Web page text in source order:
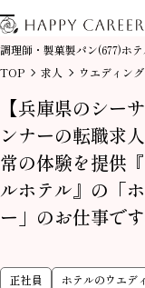
調理師・製菓製パン(677)ホ
TOP
求人 ウエディン
【兵庫県のシー
ンナーの転職求
常の体験を提供
ルホテル』の「
ー」のお仕事です
正社員 ホテルのウエデ